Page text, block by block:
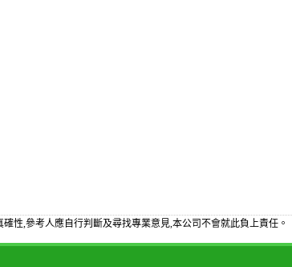
性,參考人應自行判斷及尋找專業意見,本公司不會就此負上責任。